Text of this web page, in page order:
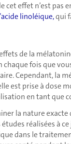
cet effet n’est pas
linoléique,qui
de la
fois que
Cependant, la
est prise à dose
en tant que
la nature exacte
réalisées à
dans le